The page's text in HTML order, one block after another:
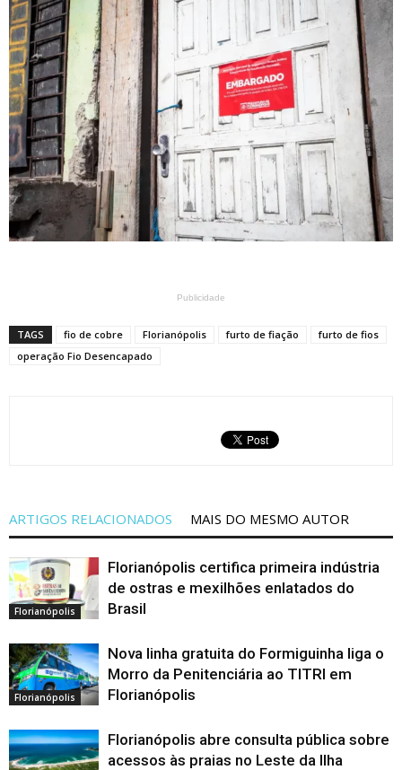
Publicidade
TAGS fio de cobre Florianópolis furto de fiação
furto de fios
operação Fio Desencapado
ARTIGOS RELACIONADOS MAIS DO MESMO AUTOR
Florianópolis
Florianópolis certifica primeira indústria
de ostras e mexilhões enlatados do
Brasil
Florianópolis
Nova linha gratuita do Formiguinha liga o
Morro da Penitenciária ao TITRI em
Florianópolis
Florianópolis abre consulta pública sobre
acessos às praias no Leste da Ilha